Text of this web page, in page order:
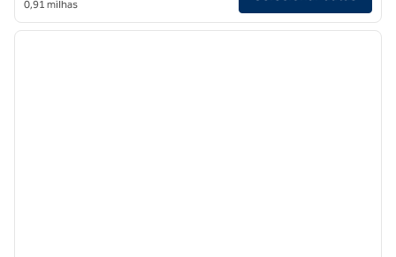
0,91 milhas
1/9
1 de 9